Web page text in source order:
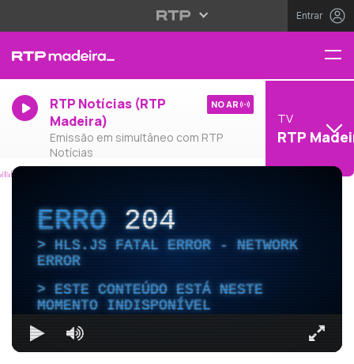
Entrar
RTP Notícias (RTP
Madeira)
Emissão em simultâneo com RTP
Notícias
NO AR
TV
RTP
ERRO204
HLS.JS FATAL ERROR - NETWORK
ERROR
ESTE CONTEÚDO ESTÁ NESTE
MOMENTO INDISPONÍVEL